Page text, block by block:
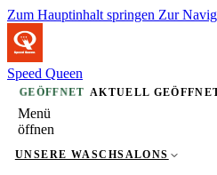
Zum Hauptinhalt springen Zur
Speed Queen
GEÖFFNET AKTUELL
Menü
öffnen
UNSERE WASCHSALONS